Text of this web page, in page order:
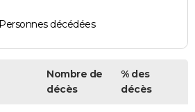
Personnes décédées
Nombre de
décès
% des
décès